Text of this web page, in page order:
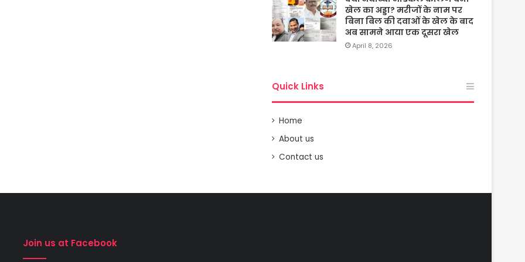
खेल का अड्डा? मरीजों के नाम पर
बिना बिल की दवाओं के खेल के बाद
अब सामने आया एक दूसरा खेल
April 8, 2026
Quick Links
Home
About us
Contact us
Join us at Facebook